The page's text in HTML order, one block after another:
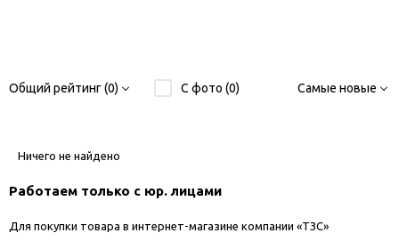
Общий рейтинг (0) С фото (0) Самые новые
Ничего не найдено
Работаем только с юр. лицами
Для покупки товара в интернет-магазине компании «ТЗС»